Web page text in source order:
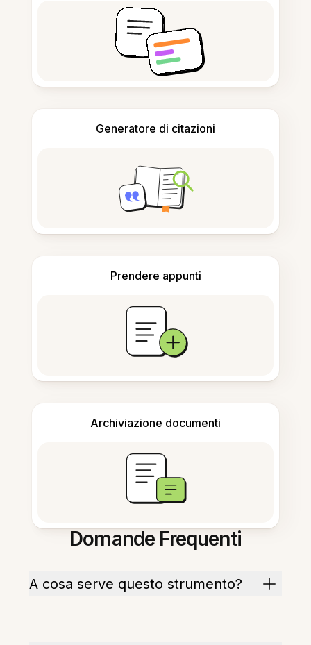
Generatore di citazioni
Prendere appunti
Archiviazione documenti
Domande Frequenti
A cosa serve questo strumento?